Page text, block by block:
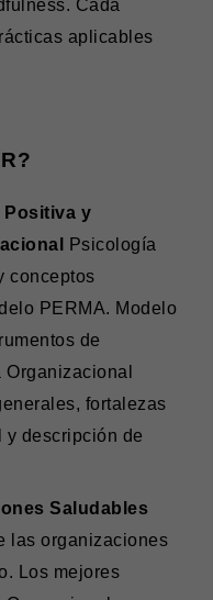
Cada
aplicables
Positiva y
Psicología
conceptos
PERMA. Modelo
de
fortalezas
y descripción de
Saludables
las organizaciones
Los mejores